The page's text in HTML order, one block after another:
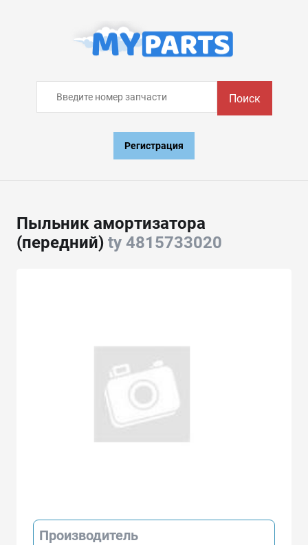
Поиск
Регистрация
Пыльник амортизатора
(передний) ty 4815733020
Производитель